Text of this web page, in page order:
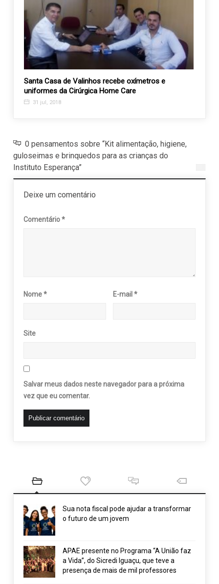
Santa Casa de Valinhos recebe oxímetros e
uniformes da Cirúrgica Home Care
31 jul, 2018
0 pensamentos sobre “Kit alimentação, higiene,
guloseimas e brinquedos para as crianças do
Instituto Esperança”
Deixe um comentário
Comentário*
Nome* E-mail*
Site
Salvar meus dados neste navegador para a próxima
vez que eu comentar.
Sua nota fiscal pode ajudar a transformar
o futuro de um jovem
APAE presente no Programa “A União faz
a Vida”, do Sicredi Iguaçu, que teve a
presença de mais de mil professores